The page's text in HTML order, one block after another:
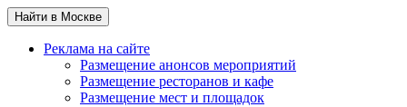
Найти в Москве
Реклама на сайте
Размещение анонсов мероприятий
Размещение ресторанов и кафе
Размещение мест и площадок